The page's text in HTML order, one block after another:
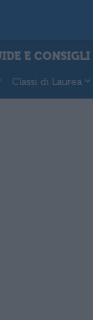
E CONSIGLI
Classi di Laurea